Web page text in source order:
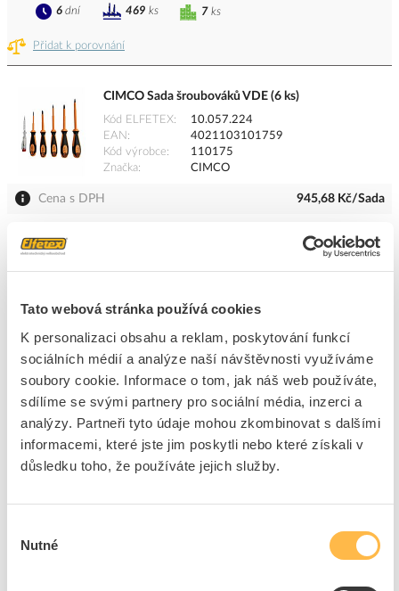
Tato webová stránka používá cookies
K personalizaci obsahu a reklam, poskytování funkcí
sociálních médií a analýze naší návštěvnosti využíváme
soubory cookie. Informace o tom, jak náš web používáte,
sdílíme se svými partnery pro sociální média, inzerci a
analýzy. Partneři tyto údaje mohou zkombinovat s dalšími
informacemi, které jste jim poskytli nebo které získali v
důsledku toho, že používáte jejich služby.
souhlasu
Nutné
Přidat k porovnání
7 ks
6 dní 469 ks
CIMCO Sada šroubováků VDE (6 ks)
Kód ELFETEX
10.057.224
EAN
4021103101759
Kód výrobce
110175
Značka
CIMCO
Cena s DPH 945,68 Kč/Sada
Sada do košíku
Přidat k porovnání
6 Sada
6dní 2085 Sada
CIMCO Křížový šroubovák VDE PH 0 x 60
Kód ELFETEX
10.042.182
EAN
4021103177303
Kód výrobce
117730
Značka
CIMCO
Cena s DPH 256,69 Kč/ks
do košíku